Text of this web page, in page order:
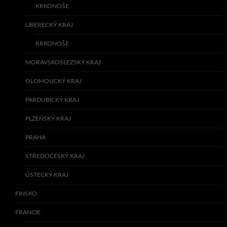
KRKONOŠE
LIBERECKÝ KRAJ
KRKONOŠE
MORAVSKOSLEZSKÝ KRAJ
OLOMOUCKÝ KRAJ
PARDUBICKÝ KRAJ
PLZEŇSKÝ KRAJ
PRAHA
STŘEDOČESKÝ KRAJ
ÚSTECKÝ KRAJ
FINSKO
FRANCIE